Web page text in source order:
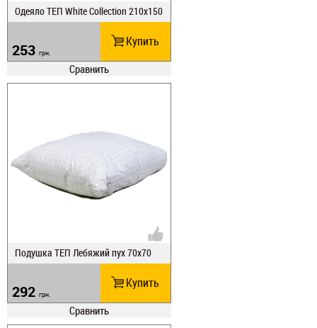
Одеяло ТЕП White Collection 210х150
253 грн.
Купить
Сравнить
Подушка ТЕП Лебяжий пух 70х70
292 грн.
Купить
Сравнить